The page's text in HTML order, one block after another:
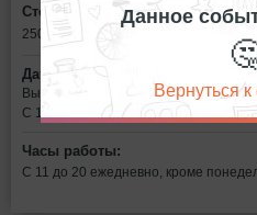
Стоимость билетов:
250 - 500
Дата:
Выставка будет работать
С 17 октября по 12 января
Часы работы:
С 11 до 20 ежедневно, кроме
Данное
Вернуться